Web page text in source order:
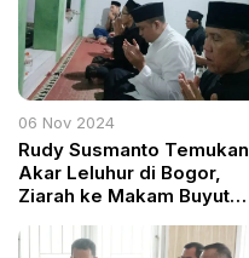
06 Nov 2024
Rudy Susmanto Temukan
Akar Leluhur di Bogor,
Ziarah ke Makam Buyut